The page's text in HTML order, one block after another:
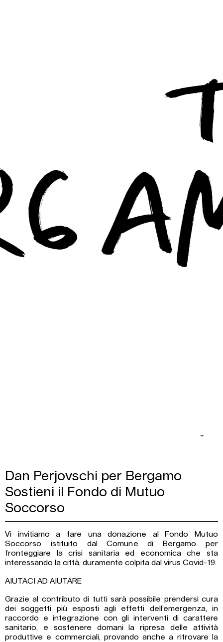
Dan Perjovschi per Bergamo
Sostieni il Fondo di Mutuo
Soccorso
Vi invitiamo a fare una donazione al Fondo Mutuo
Soccorso istituito dal Comune di Bergamo per
fronteggiare la crisi sanitaria ed economica che sta
interessando la città, duramente colpita dal virus Covid-19.
AIUTACI AD AIUTARE
Grazie al contributo di tutti sarà possibile prendersi cura
dei soggetti più esposti agli effetti dell’emergenza, in
raccordo e integrazione con gli interventi di carattere
sanitario, e sostenere domani la ripresa delle attività
produttive e commerciali, provando anche a ritrovare la